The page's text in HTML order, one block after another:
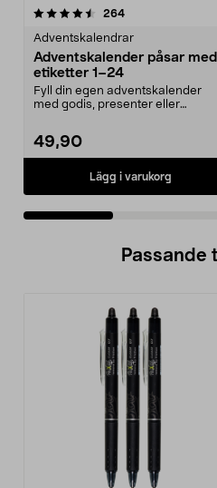
264recensioner
Adventskalendrar
Adventskalender påsar med
etiketter 1–24
Fyll din egen adventskalender
med godis, presenter eller
49,90
Lägg i varukorg
4.5 av 5 stjärnor
Passande